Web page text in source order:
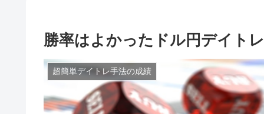
勝率はよかったドル円デイト
超簡単デイトレ手法の成績